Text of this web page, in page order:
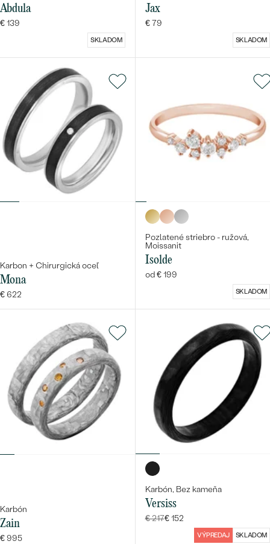
Abdula
€ 139
SKLADOM
Jax
€ 79
SKLADOM
Karbon + Chirurgická oceľ
Mona
€ 622
Pozlatené striebro - ružová,
Moissanit
Isolde
od € 199
SKLADOM
Karbón
Zain
€ 995
Karbón, Bez kameňa
Versiss
€ 217€ 152
VÝPREDAJ SKLADOM